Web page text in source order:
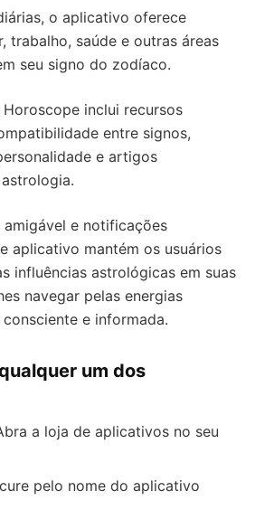
o aplicativo oferece
trabalho, saúde e outras áreas
seu signo do zodíaco.
inclui recursos
entre signos,
e artigos
e notificações
aplicativo mantém os usuários
influências astrológicas em suas
navegar pelas energias
e informada.
um dos
a loja de aplicativos no seu
pelo nome do aplicativo